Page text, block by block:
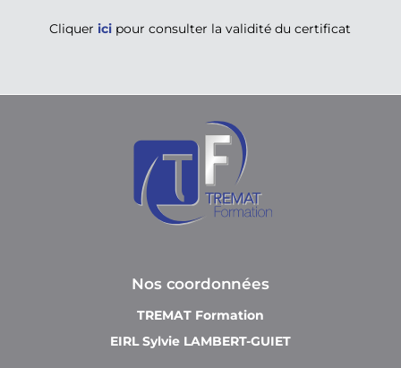
Cliquerici pour consulter la validité du certificat
Nos coordonnées
TREMAT Formation
EIRL Sylvie LAMBERT-GUIET